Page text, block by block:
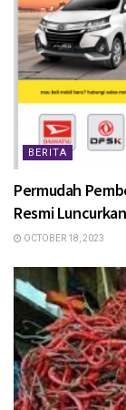
BERITA
Permudah
Resmi
OCTOBER 18, 2023